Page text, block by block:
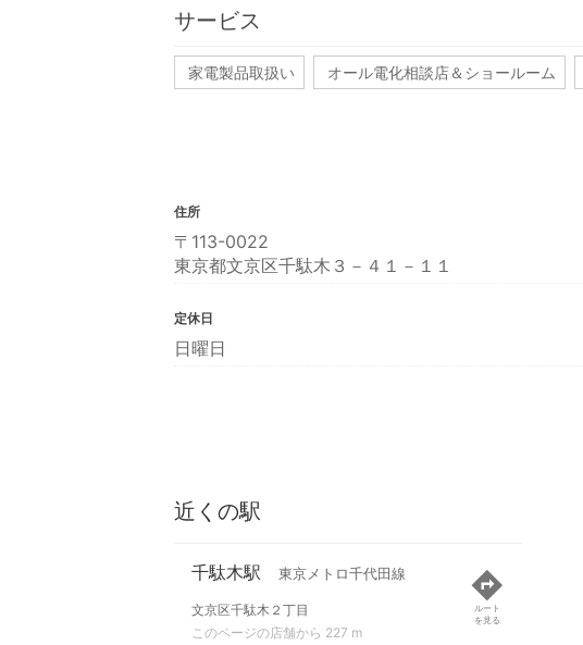
サービス
家電製品取扱い オール電化相談店＆ショールーム
住所
〒113-0022
東京都文京区千駄木３－４１－１１
定休日
日曜日
近くの駅
千駄木駅 東京メトロ千代田線
文京区千駄木２丁目
このページの店舗から 227 m
ルート
を見る